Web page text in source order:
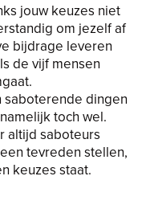
jouw keuzes niet
om jezelf af
bijdrage leveren
de vijf mensen
saboterende dingen
toch wel.
altijd saboteurs
tevreden stellen,
keuzes staat.